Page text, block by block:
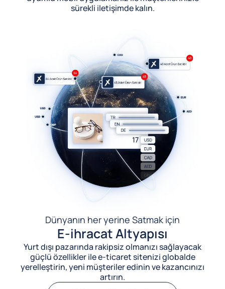
sürekli iletişimde kalın.
Dünyanın her yerine Satmak için
E-ihracat Altyapısı
Yurt dışı pazarında rakipsiz olmanızı sağlayacak
güçlü özellikler ile e-ticaret sitenizi globalde
yerelleştirin, yeni müşteriler edinin ve kazancınızı
artırın.